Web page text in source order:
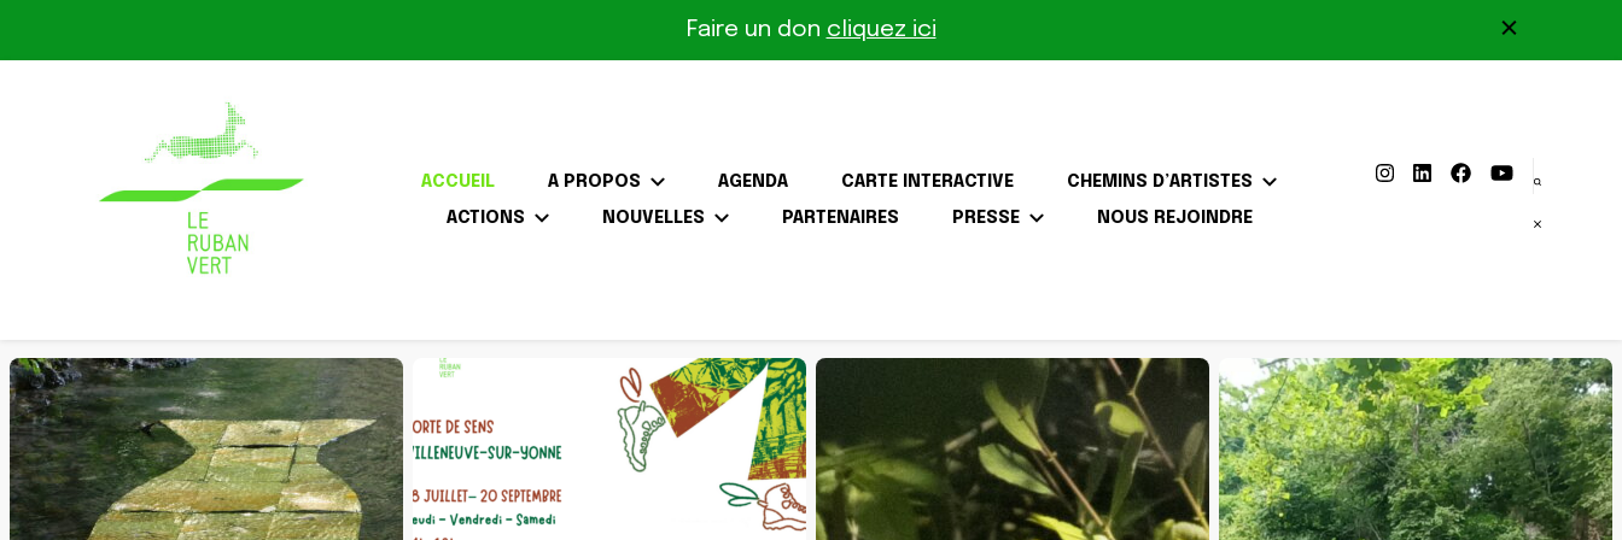
Faire un don cliquez ici
ACCUEIL A PROPOS AGENDA CARTE INTERACTIVE
CHEMINS D’ARTISTES
ACTIONS
NOUVELLES PARTENAIRES PRESSE NOUS REJOINDRE